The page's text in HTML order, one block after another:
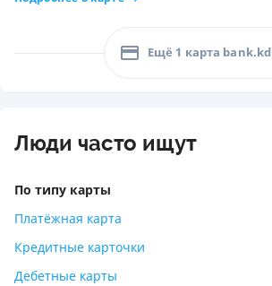
Ещё 1 карта bank.kd
Люди часто ищут
По типу карты
Платёжная карта
Кредитные карточки
Дебетные карты